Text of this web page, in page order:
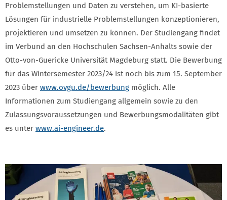
Problemstellungen und Daten zu verstehen, um KI-basierte
Lösungen für industrielle Problemstellungen konzeptionieren,
projektieren und umsetzen zu können. Der Studiengang findet
im Verbund an den Hochschulen Sachsen-Anhalts sowie der
Otto-von-Guericke Universität Magdeburg statt. Die Bewerbung
für das Wintersemester 2023/24 ist noch bis zum 15. September
2023 über www.ovgu.de/bewerbung möglich. Alle
Informationen zum Studiengang allgemein sowie zu den
Zulassungsvoraussetzungen und Bewerbungsmodalitäten gibt
es unter www.ai-engineer.de.